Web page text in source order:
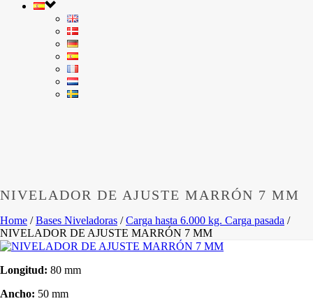
NIVELADOR DE AJUSTE MARRÓN 7 MM
Home /Bases Niveladoras /Carga hasta 6.000 kg. Carga pasada /
NIVELADOR DE AJUSTE MARRÓN 7 MM
Longitud: 80 mm
Ancho: 50 mm